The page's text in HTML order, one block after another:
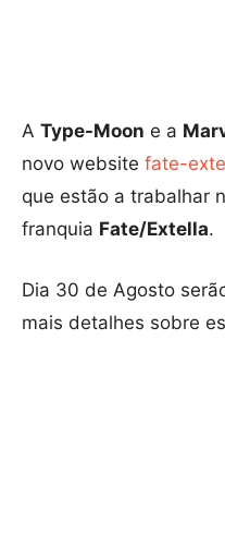
A Type-Moon e a
novo website fate-
que estão a trabalhar
franquia Fate/Extella.
Dia 30 de Agosto
mais detalhes sobre